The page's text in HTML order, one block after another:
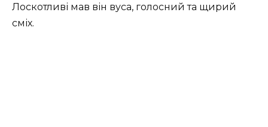
Лоскотливі мав він вуса, голосний та щирий
сміх.